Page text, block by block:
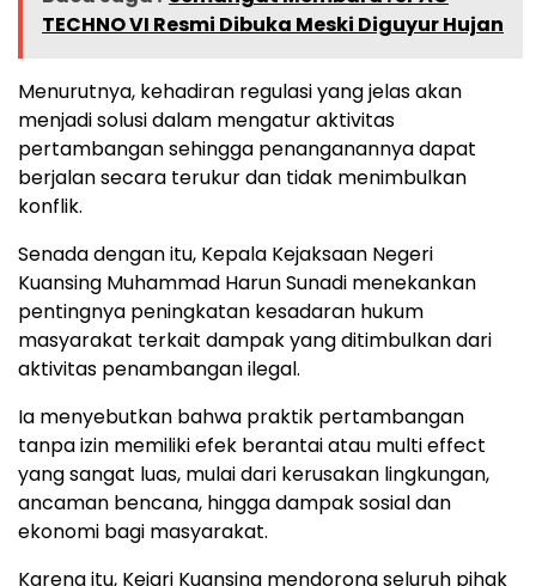
TECHNO VI Resmi Dibuka Meski Diguyur Hujan
Menurutnya, kehadiran regulasi yang jelas akan
menjadi solusi dalam mengatur aktivitas
pertambangan sehingga penanganannya dapat
berjalan secara terukur dan tidak menimbulkan
konflik.
Senada dengan itu, Kepala Kejaksaan Negeri
Kuansing Muhammad Harun Sunadi menekankan
pentingnya peningkatan kesadaran hukum
masyarakat terkait dampak yang ditimbulkan dari
aktivitas penambangan ilegal.
Ia menyebutkan bahwa praktik pertambangan
tanpa izin memiliki efek berantai atau multi effect
yang sangat luas, mulai dari kerusakan lingkungan,
ancaman bencana, hingga dampak sosial dan
ekonomi bagi masyarakat.
Karena itu, Kejari Kuansing mendorong seluruh pihak